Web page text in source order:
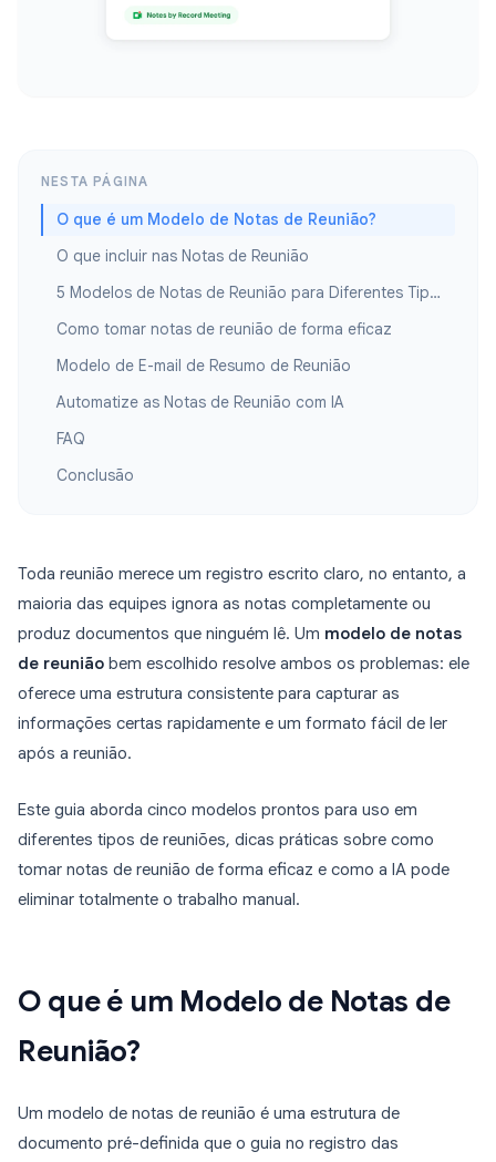
NESTA PÁGINA
O que é um Modelo de Notas de Reunião?
O que incluir nas Notas de Reunião
5 Modelos de Notas de Reunião para Diferentes Tipos de Reunião
Como tomar notas de reunião de forma eficaz
Modelo de E-mail de Resumo de Reunião
Automatize as Notas de Reunião com IA
FAQ
Conclusão
Toda reunião merece um registro escrito claro, no entanto, a
maioria das equipes ignora as notas completamente ou
produz documentos que ninguém lê. Um modelo de notas
de reunião bem escolhido resolve ambos os problemas: ele
oferece uma estrutura consistente para capturar as
informações certas rapidamente e um formato fácil de ler
após a reunião.
Este guia aborda cinco modelos prontos para uso em
diferentes tipos de reuniões, dicas práticas sobre como
tomar notas de reunião de forma eficaz e como a IA pode
eliminar totalmente o trabalho manual.
O que é um Modelo de Notas de
Reunião?
Um modelo de notas de reunião é uma estrutura de
documento pré-definida que o guia no registro das